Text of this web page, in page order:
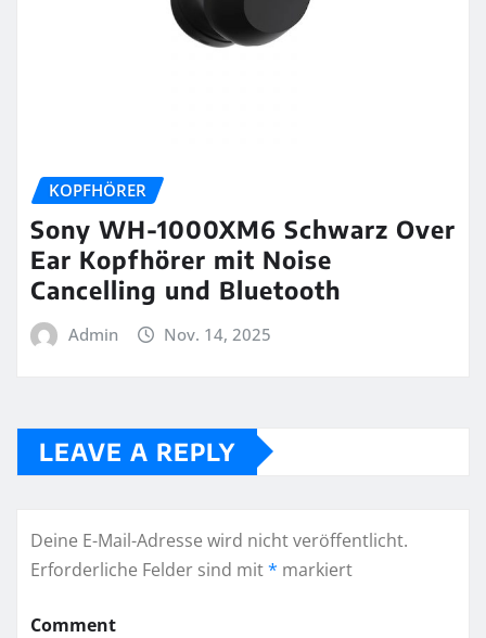
KOPFHÖRER
Sony WH-1000XM6 Schwarz Over
Ear Kopfhörer mit Noise
Cancelling und Bluetooth
Admin Nov. 14, 2025
LEAVE A REPLY
Deine E-Mail-Adresse wird nicht veröffentlicht.
Erforderliche Felder sind mit* markiert
Comment